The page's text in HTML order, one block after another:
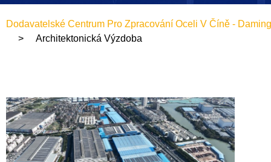
Dodavatelské Centrum Pro Zpracování Oceli V Číně - Daming
Architektonická Výzdoba